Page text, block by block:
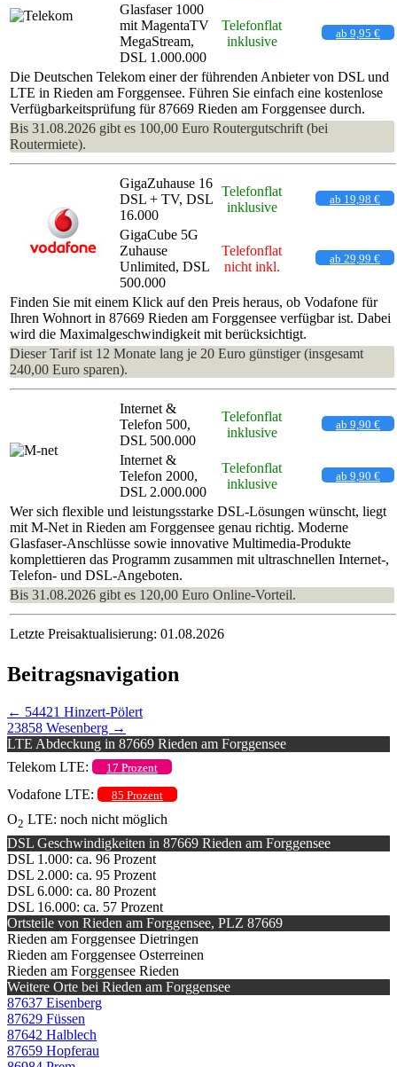
Glasfaser 1000
mit MagentaTV
MegaStream,
DSL 1.000.000
Telefonflat
inklusive
ab 9,95 €
Die Deutschen Telekom einer der führenden Anbieter von DSL und
LTE in Rieden am Forggensee. Führen Sie einfach eine kostenlose
Verfügbarkeitsprüfung für 87669 Rieden am Forggensee durch.
Bis 31.08.2026 gibt es 100,00 Euro Routergutschrift (bei
Routermiete).
GigaZuhause 16
DSL + TV, DSL
16.000
Telefonflat
inklusive
ab 19,98 €
GigaCube 5G
Zuhause
Unlimited, DSL
500.000
Telefonflat
nicht inkl.
ab 29,99 €
Finden Sie mit einem Klick auf den Preis heraus, ob Vodafone für
Ihren Wohnort in 87669 Rieden am Forggensee verfügbar ist. Dabei
wird die Maximalgeschwindigkeit mit berücksichtigt.
Dieser Tarif ist 12 Monate lang je 20 Euro günstiger (insgesamt
240,00 Euro sparen).
Internet &
Telefon 500,
DSL 500.000
Telefonflat
inklusive
ab 9,90 €
Internet &
Telefon 2000,
DSL 2.000.000
Telefonflat
inklusive
ab 9,90 €
Wer sich flexible und leistungsstarke DSL-Lösungen wünscht, liegt
mit M-Net in Rieden am Forggensee genau richtig. Moderne
Glasfaser-Anschlüsse sowie innovative Multimedia-Produkte
komplettieren das Programm zusammen mit ultraschnellen Internet-,
Telefon- und DSL-Angeboten.
Bis 31.08.2026 gibt es 120,00 Euro Online-Vorteil.
Letzte Preisaktualisierung: 01.08.2026
Beitragsnavigation
← 54421 Hinzert-Pölert
23858 Wesenberg →
LTE Abdeckung in 87669 Rieden am Forggensee
Telekom LTE:
17 Prozent
Vodafone LTE: 85 Prozent
O2 LTE: noch nicht möglich
DSL Geschwindigkeiten in 87669 Rieden am Forggensee
DSL 1.000: ca. 96 Prozent
DSL 2.000: ca. 95 Prozent
DSL 6.000: ca. 80 Prozent
DSL 16.000: ca. 57 Prozent
Ortsteile von Rieden am Forggensee, PLZ 87669
Rieden am Forggensee Dietringen
Rieden am Forggensee Osterreinen
Rieden am Forggensee Rieden
Weitere Orte bei Rieden am Forggensee
87637 Eisenberg
87629 Füssen
87642 Halblech
87659 Hopferau